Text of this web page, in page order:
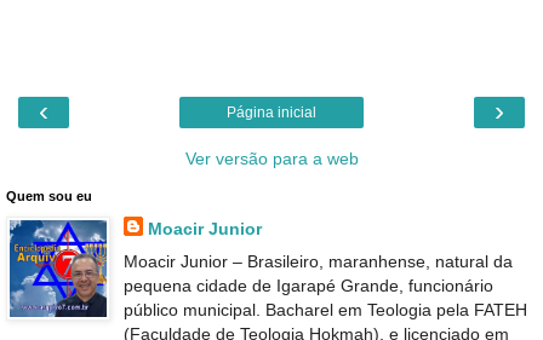
‹ ›
Página inicial
Ver versão para a web
Quem sou eu
Moacir Junior
Moacir Junior – Brasileiro, maranhense, natural da
pequena cidade de Igarapé Grande, funcionário
público municipal. Bacharel em Teologia pela FATEH
(Faculdade de Teologia Hokmah), e licenciado em